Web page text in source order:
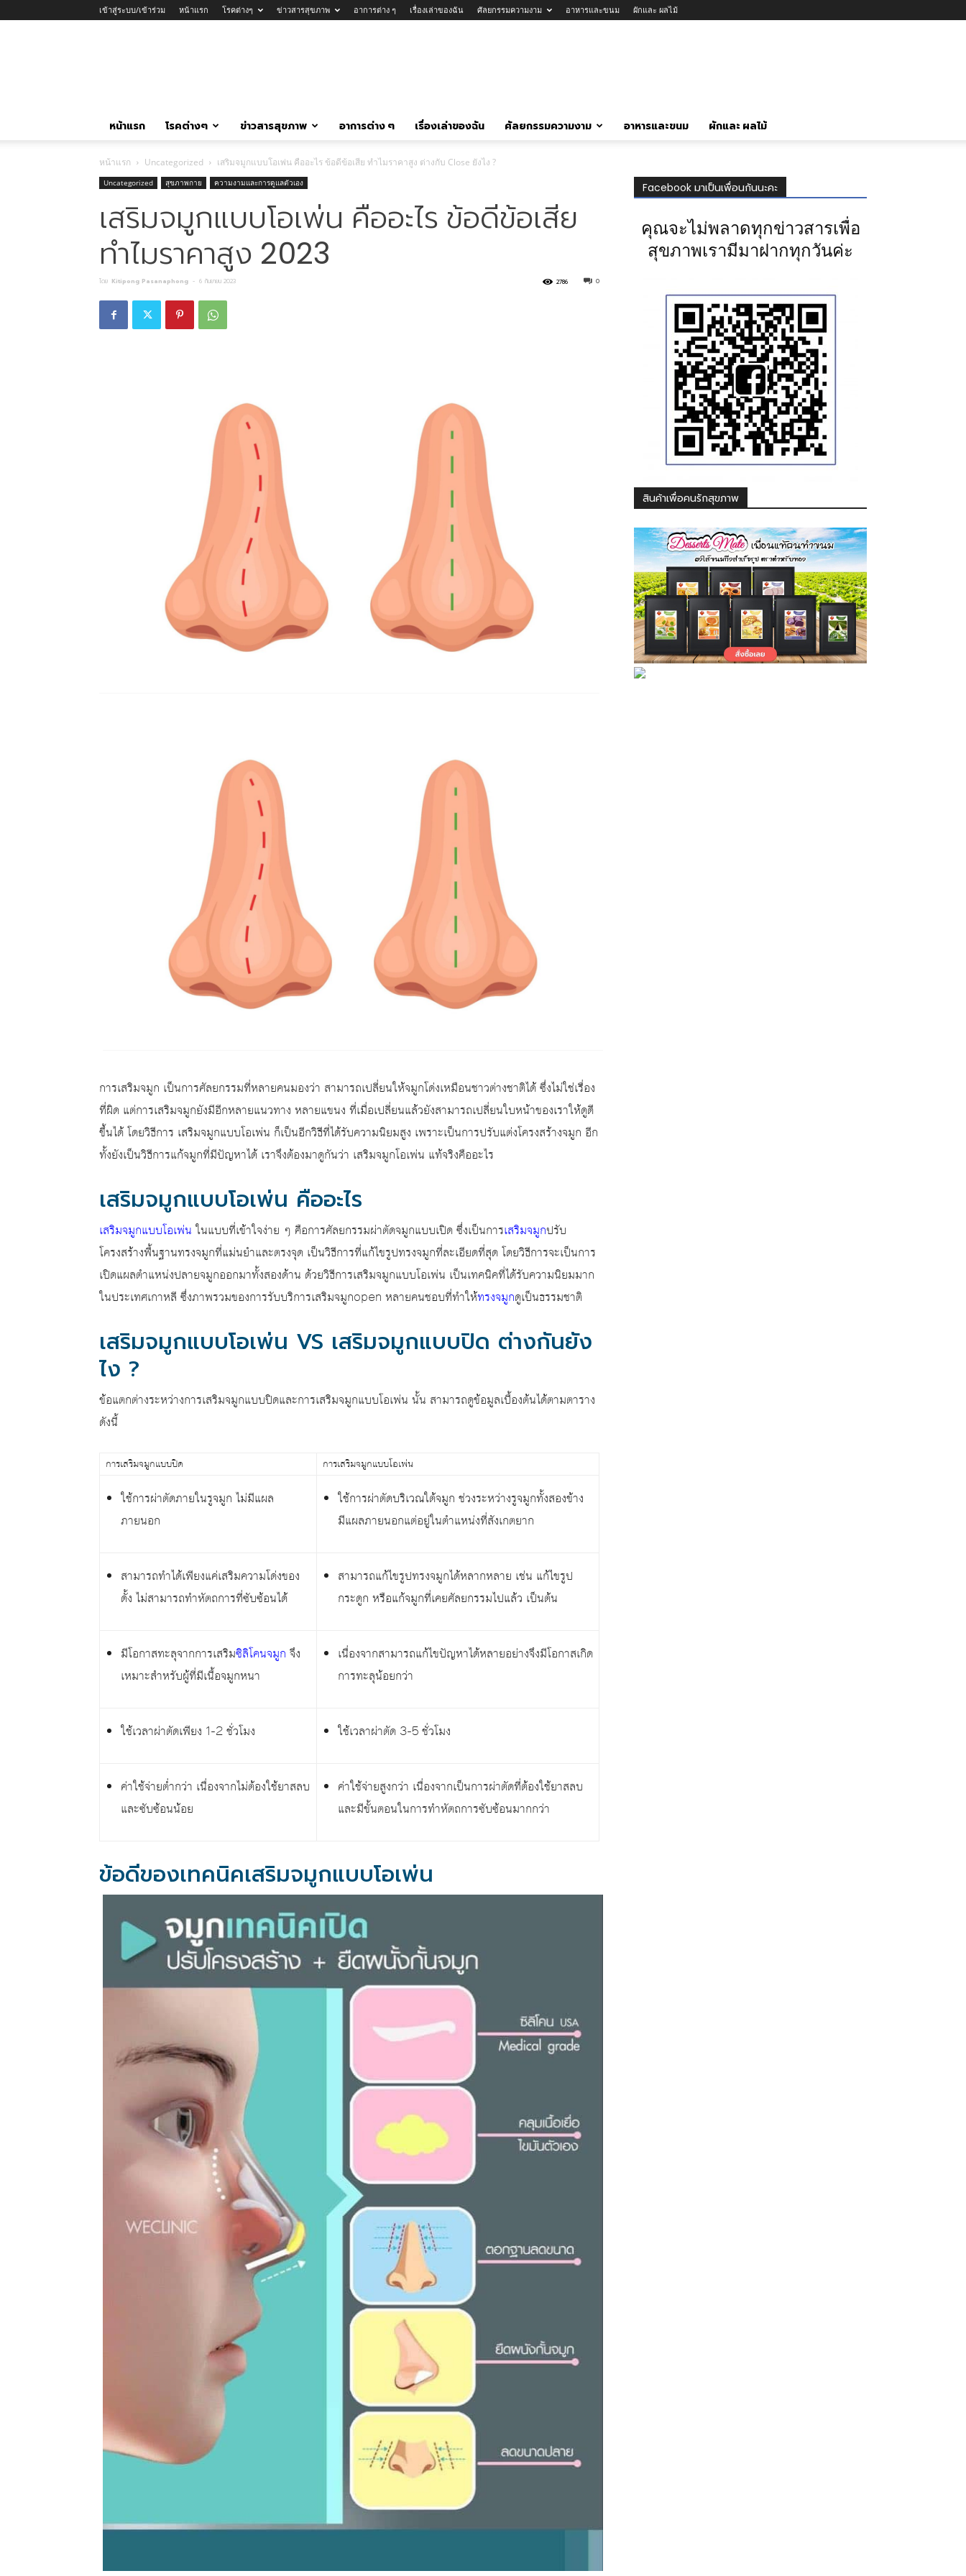
เข้าสู่ระบบ/เข้าร่วม หน้าแรก โรคต่างๆ ข่าวสารสุขภาพ อาการต่าง ๆ เรื่องเล่าของฉัน ศัลยกรรมความงาม อาหารและขนม ผักและ ผลไม้
หน้าแรก โรคต่างๆ ข่าวสารสุขภาพ อาการต่าง ๆ เรื่องเล่าของฉัน ศัลยกรรมความงาม อาหารและขนม ผักและ ผลไม้
หน้าแรก Uncategorized เสริมจมูกแบบโอเพ่น คืออะไร ข้อดีข้อเสีย ทำไมราคาสูง ต่างกับ Close ยังไง ?
Uncategorized สุขภาพกาย ความงามและการดูแลตัวเอง
เสริมจมูกแบบโอเพ่น คืออะไร ข้อดีข้อเสีย
ทำไมราคาสูง 2023
โดย Kitipong Pasanaphong - 6 กันยายน 2023 0
2786
การเสริมจมูก เป็นการศัลยกรรมที่หลายคนมองว่า สามารถเปลี่ยนให้จมูกโด่งเหมือนชาวต่างชาติได้ ซึ่งไม่ใช่เรื่อง
ที่ผิด แต่การเสริมจมูกยังมีอีกหลายแนวทาง หลายแขนง ที่เมื่อเปลี่ยนแล้วยังสามารถเปลี่ยนใบหน้าของเราให้ดูดี
ขึ้นได้ โดยวิธีการ เสริมจมูกแบบโอเพ่น ก็เป็นอีกวิธีที่ได้รับความนิยมสูง เพราะเป็นการปรับแต่งโครงสร้างจมูก อีก
ทั้งยังเป็นวิธีการแก้จมูกที่มีปัญหาได้ เราจึงต้องมาดูกันว่า เสริมจมูกโอเพ่น แท้จริงคืออะไร
เสริมจมูกแบบโอเพ่น คืออะไร
เสริมจมูกแบบโอเพ่น ในแบบที่เข้าใจง่าย ๆ คือการศัลยกรรมผ่าตัดจมูกแบบเปิด ซึ่งเป็นการเสริมจมูกปรับ
โครงสร้างพื้นฐานทรงจมูกที่แม่นยำและตรงจุด เป็นวิธีการที่แก้ไขรูปทรงจมูกที่ละเอียดที่สุด โดยวิธีการจะเป็นการ
เปิดแผลตำแหน่งปลายจมูกออกมาทั้งสองด้าน ด้วยวิธีการเสริมจมูกแบบโอเพ่น เป็นเทคนิคที่ได้รับความนิยมมาก
ในประเทศเกาหลี ซึ่งภาพรวมของการรับบริการเสริมจมูกopen หลายคนชอบที่ทำให้ทรงจมูกดูเป็นธรรมชาติ
เสริมจมูกแบบโอเพ่น VS เสริมจมูกแบบปิด ต่างกันยัง
ไง ?
ข้อแตกต่างระหว่างการเสริมจมูกแบบปิดและการเสริมจมูกแบบโอเพ่น นั้น สามารถดูข้อมูลเบื้องต้นได้ตามตาราง
ดังนี้
การเสริมจมูกแบบปิด การเสริมจมูกแบบโอเพ่น
ใช้การผ่าตัดภายในรูจมูก ไม่มีแผล
ภายนอก
ใช้การผ่าตัดบริเวณใต้จมูก ช่วงระหว่างรูจมูกทั้งสองข้าง
มีแผลภายนอกแต่อยู่ในตำแหน่งที่สังเกตยาก
สามารถทำได้เพียงแค่เสริมความโด่งของ
ดั้ง ไม่สามารถทำหัตถการที่ซับซ้อนได้
สามารถแก้ไขรูปทรงจมูกได้หลากหลาย เช่น แก้ไขรูป
กระดูก หรือแก้จมูกที่เคยศัลยกรรมไปแล้ว เป็นต้น
มีโอกาสทะลุจากการเสริมซิลิโคนจมูก จึง
เหมาะสำหรับผู้ที่มีเนื้อจมูกหนา
เนื่องจากสามารถแก้ไขปัญหาได้หลายอย่างจึงมีโอกาสเกิด
การทะลุน้อยกว่า
ใช้เวลาผ่าตัดเพียง 1-2 ชั่วโมง ใช้เวลาผ่าตัด 3-5 ชั่วโมง
ค่าใช้จ่ายต่ำกว่า เนื่องจากไม่ต้องใช้ยาสลบ
และซับซ้อนน้อย
ค่าใช้จ่ายสูงกว่า เนื่องจากเป็นการผ่าตัดที่ต้องใช้ยาสลบ
และมีขั้นตอนในการทำหัตถการซับซ้อนมากกว่า
ข้อดีของเทคนิคเสริมจมูกแบบโอเพ่น
Facebook มาเป็นเพื่อนกันนะคะ
คุณจะไม่พลาดทุกข่าวสารเพื่อ
สุขภาพเรามีมาฝากทุกวันค่ะ
สินค้าเพื่อคนรักสุขภาพ